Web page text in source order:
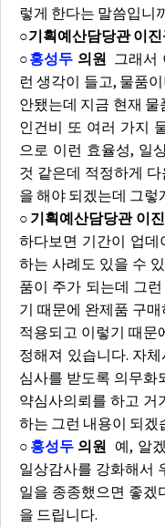
렇게 한다는 말씀입니
○기획예산담당관 이
○홍성두 의원 그래서
런 생각이 들고, 물품
안됐는데 지금 현재
인건비 또 여러 가지
으로 이런 효율성, 일
것 같은데 적정하게
을 해야 되겠는데 그
○기획예산담당관 이
하다보면 기간이 업
하는 사례도 있을 수
품이 주가 되는데 그
기 때문에 완제품 구
적용되고 이렇기 때문
정해져 있습니다. 자
심사를 받도록 의무화
약심사의뢰를 하고 거
하는 그런 내용이 되겠
○ 홍성두의원 예, 알
일상감사를 강화해서
일을 종종했으면 좋겠
을 드립니다.